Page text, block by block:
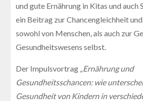
und gute Ernährung in Kitas und auch
ein Beitrag zur Chancengleichheit
sowohl von Menschen, als auch zur
Gesundheitswesens selbst.
Der Impulsvortrag „Ernährung und
Gesundheitsschancen: wie
Gesundheit von Kindern in